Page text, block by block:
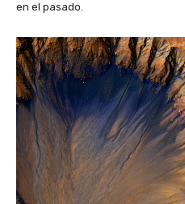
en el pasado.